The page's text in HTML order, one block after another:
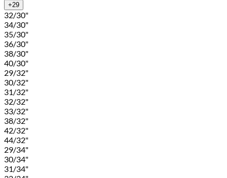
+29
32/30"
34/30"
35/30"
36/30"
38/30"
40/30"
29/32"
30/32"
31/32"
32/32"
33/32"
38/32"
42/32"
44/32"
29/34"
30/34"
31/34"